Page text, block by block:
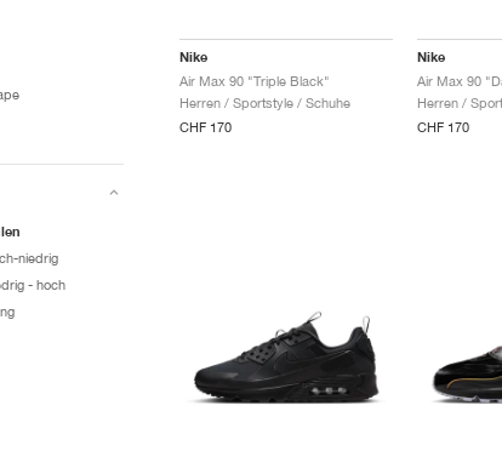
niedrig
- hoch
Nike
Air Max 90 "Triple Black"
Herren / Sportstyle / Schuhe
CHF 170
Nike
Herren /
CHF 170